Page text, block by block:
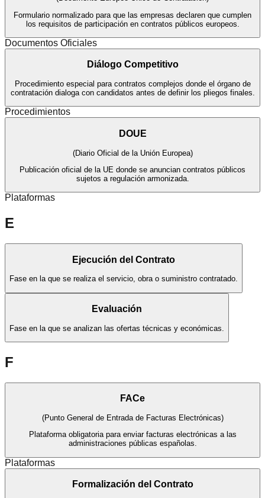
Formulario normalizado para que las empresas declaren que cumplen
los requisitos de participación en contratos públicos europeos.
Documentos Oficiales
Diálogo Competitivo
Procedimiento especial para contratos complejos donde el órgano de
contratación dialoga con candidatos antes de definir los pliegos finales.
Procedimientos
DOUE
(Diario Oficial de la Unión Europea)
Publicación oficial de la UE donde se anuncian contratos públicos
sujetos a regulación armonizada.
Plataformas
E
Ejecución del Contrato
Fase en la que se realiza el servicio, obra o suministro contratado.
Evaluación
Fase en la que se analizan las ofertas técnicas y económicas.
F
FACe
(Punto General de Entrada de Facturas Electrónicas)
Plataforma obligatoria para enviar facturas electrónicas a las
administraciones públicas españolas.
Plataformas
Formalización del Contrato